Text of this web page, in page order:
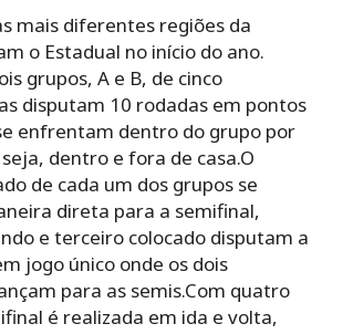
mais diferentes regiões da
o Estadual no início do ano.
grupos, A e B, de cinco
disputam 10 rodadas em pontos
enfrentam dentro do grupo por
dentro e fora de casa.O
de cada um dos grupos se
direta para a semifinal,
e terceiro colocado disputam a
jogo único onde os dois
para as semis.Com quatro
é realizada em ida e volta,